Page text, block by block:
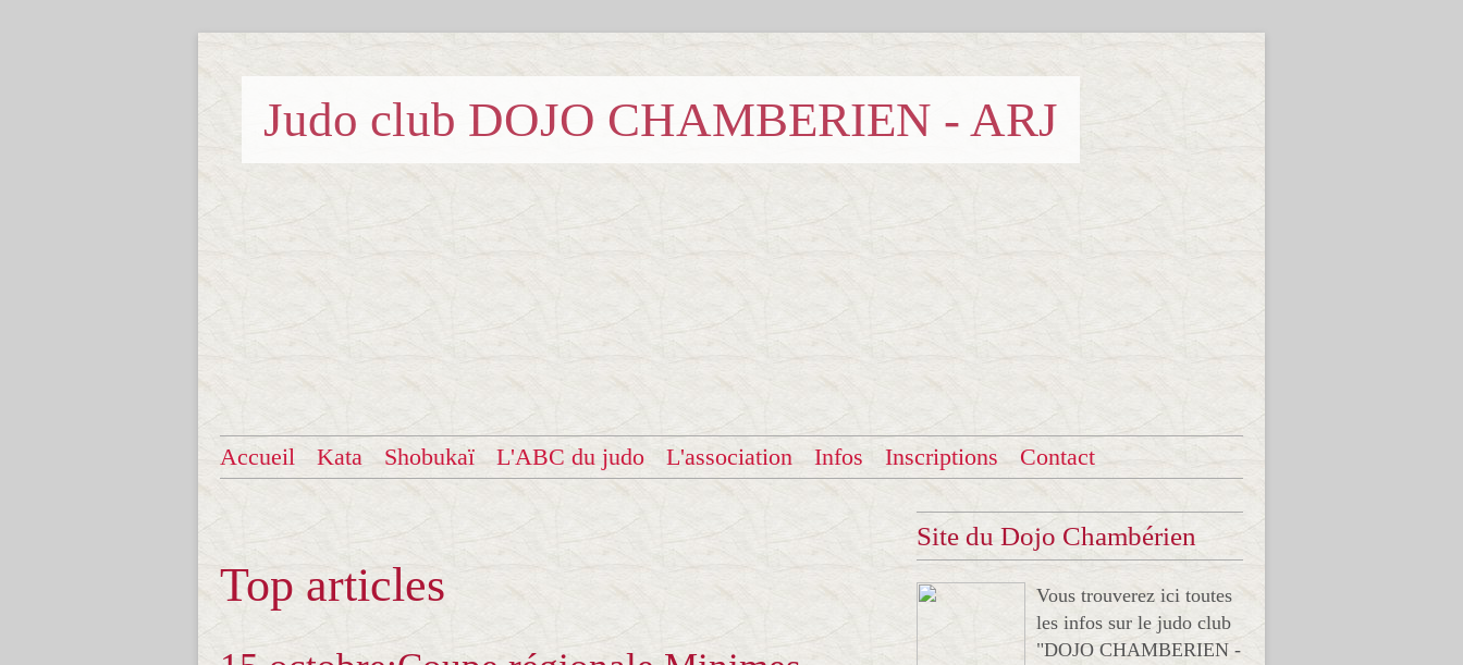
Judo club DOJO CHAMBERIEN - ARJ
Accueil Kata Shobukaï L'ABC du judo L'association Infos Inscriptions Contact
Top articles
Site du Dojo Chambérien
Vous trouverez ici toutes
les infos sur le judo club
"DOJO CHAMBERIEN -